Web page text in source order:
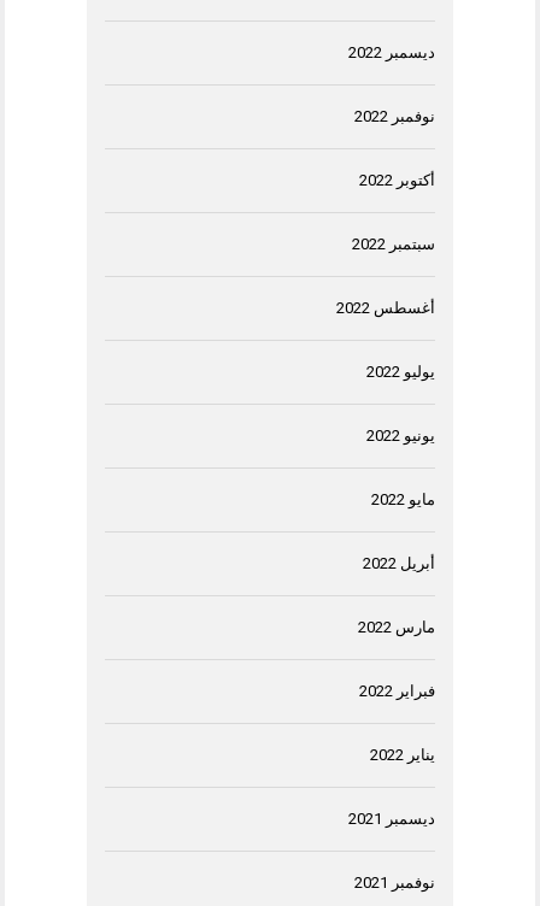
ديسمبر 2022
نوفمبر 2022
أكتوبر 2022
سبتمبر 2022
أغسطس 2022
يوليو 2022
يونيو 2022
مايو 2022
أبريل 2022
مارس 2022
فبراير 2022
يناير 2022
ديسمبر 2021
نوفمبر 2021